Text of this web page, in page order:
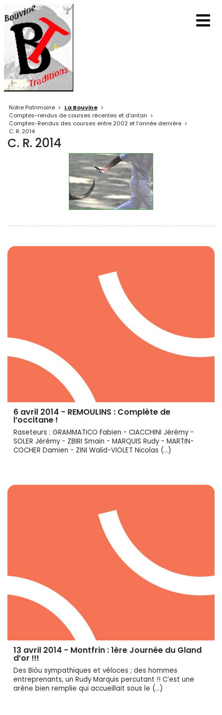
Notre Patrimoine > La Bouvine >
Comptes-rendus de courses récentes et d’antan >
Comptes-Rendus des courses entre 2002 et l’année dernière >
C. R. 2014
C. R. 2014
6 avril 2014 - REMOULINS : Complète de
l’occitane !
Raseteurs : GRAMMATICO Fabien - CIACCHINI Jérémy -
SOLER Jérémy - ZBIRI Smain - MARQUIS Rudy - MARTIN-
COCHER Damien - ZINI Walid-VIOLET Nicolas (…)
13 avril 2014 - Montfrin : 1ère Journée du Gland
d’or !!!
Des Biòu sympathiques et véloces ; des hommes
entreprenants, un Rudy Marquis percutant !! C’est une
arène bien remplie qui accueillait sous le (…)